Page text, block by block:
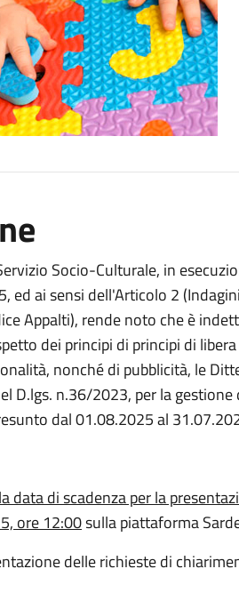
Socio-Culturale, in
ed ai sensi dell'Articolo 2
Appalti), rende noto che è
dei principi di principi di
nonché di pubblicità, le
D.lgs. n.36/2023, per la
dal 01.08.2025 al
data di scadenza per la
ore 12:00sulla piattaforma
delle richieste di